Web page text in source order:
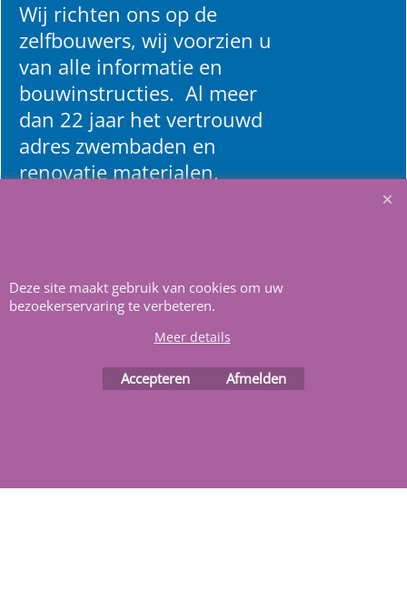
Wij richten ons op de
zelfbouwers, wij voorzien u
van alle informatie en
bouwinstructies. Al meer
dan 22 jaar het vertrouwd
adres zwembaden en
renovatie materialen.
Webwinkel gemaakt met
Deze site maakt gebruik van cookies om uw
bezoekerservaring te verbeteren.
Meer details
Accepteren Afmelden